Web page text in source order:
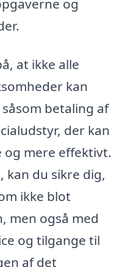
og
at ikke alle
kan
betaling af
der kan
mere effektivt.
du sikre dig,
ikke blot
men også med
og tilgange til
af det